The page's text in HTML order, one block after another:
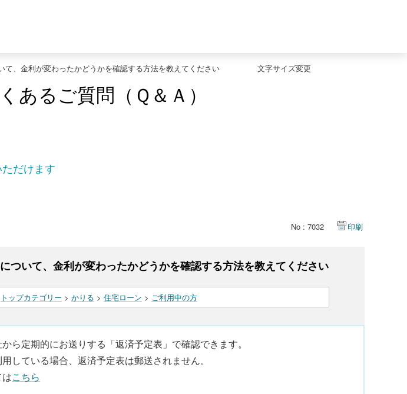
文字サイズ変更
て、金利が変わったかどうかを確認する方法を教えてください
あるご質問（Ｑ＆Ａ）
だけます
No : 7032 印刷
ついて、金利が変わったかどうかを確認する方法を教えてください
トップカテゴリー > かりる > 住宅ローン > ご利用中の方
ら定期的にお送りする「返済予定表」で確認できます。
している場合、返済予定表は郵送されません。
こちら